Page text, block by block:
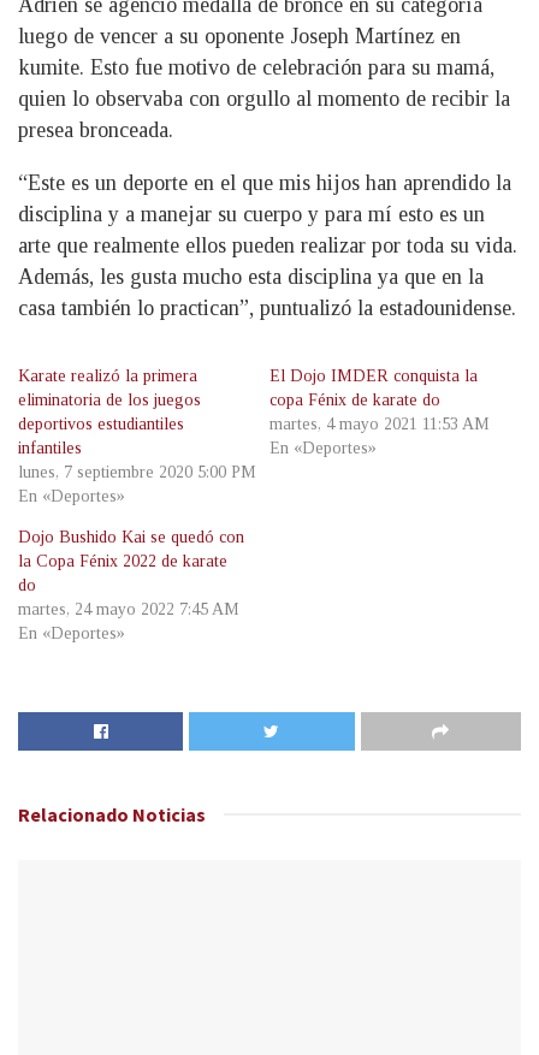
Adrien se agenció medalla de bronce en su categoría
luego de vencer a su oponente Joseph Martínez en
kumite. Esto fue motivo de celebración para su mamá,
quien lo observaba con orgullo al momento de recibir la
presea bronceada.
“Este es un deporte en el que mis hijos han aprendido la
disciplina y a manejar su cuerpo y para mí esto es un
arte que realmente ellos pueden realizar por toda su vida.
Además, les gusta mucho esta disciplina ya que en la
casa también lo practican”, puntualizó la estadounidense.
Karate realizó la primera
eliminatoria de los juegos
deportivos estudiantiles
infantiles
lunes, 7 septiembre 2020 5:00 PM
En «Deportes»
El Dojo IMDER conquista la
copa Fénix de karate do
martes, 4 mayo 2021 11:53 AM
En «Deportes»
Dojo Bushido Kai se quedó con
la Copa Fénix 2022 de karate
do
martes, 24 mayo 2022 7:45 AM
En «Deportes»
Relacionado Noticias